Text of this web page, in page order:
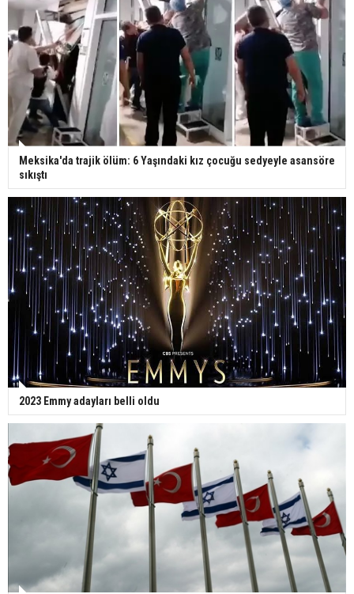
Meksika'da trajik ölüm: 6 Yaşındaki kız çocuğu sedyeyle asansöre
sıkıştı
2023 Emmy adayları belli oldu